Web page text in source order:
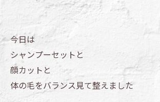
今日は
シャンプーセットと
顔カットと
体の毛をバランス見て整えました